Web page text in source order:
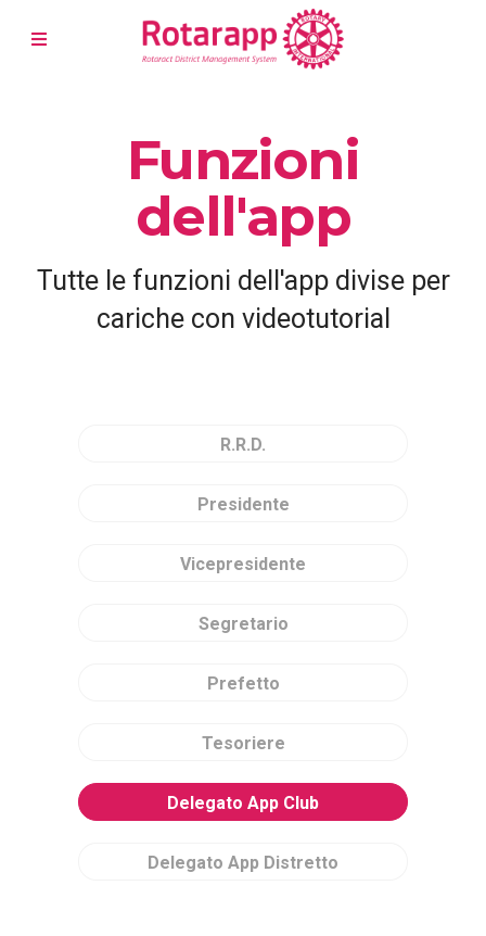
Funzioni
dell'app
Tutte le funzioni dell'app divise per
cariche con videotutorial
R.R.D.
Presidente
Vicepresidente
Segretario
Prefetto
Tesoriere
Delegato App Club
Delegato App Distretto